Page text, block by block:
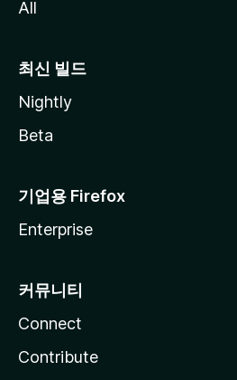
All
최신 빌드
Nightly
Beta
기업용 Firefox
Enterprise
커뮤니티
Connect
Contribute